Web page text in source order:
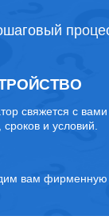
свяжется с вами
и условий.
вам фирменную